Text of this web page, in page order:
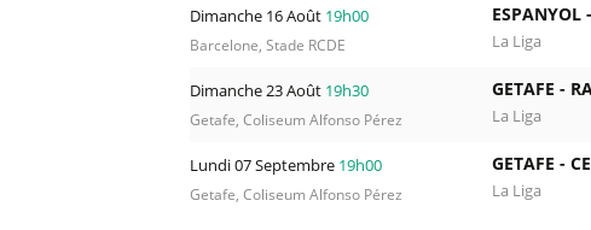
Dimanche 16 Août 19h00
Barcelone, Stade RCDE
ESPANYOL -
La Liga
Dimanche 23 Août 19h30
Getafe, Coliseum Alfonso Pérez
GETAFE -
La Liga
Lundi 07 Septembre 19h00
Getafe, Coliseum Alfonso Pérez
GETAFE -
La Liga